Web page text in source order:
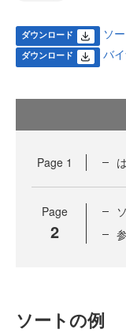
ダウンロード ソ
ダウンロード バ
Page 1
Page
2
ソートの例